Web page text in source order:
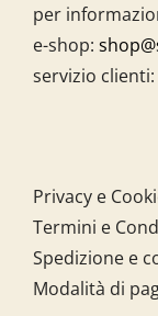
per
e-shop:
servizio clienti:
Privacy e
Termini e
Spedizione e
Modalità di